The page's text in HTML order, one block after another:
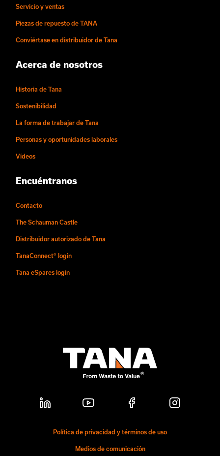
Servicio y ventas
Piezas de repuesto de TANA
Conviértase en distribuidor de Tana
Acerca de nosotros
Historia de Tana
Sostenibilidad
La forma de trabajar de Tana
Personas y oportunidades laborales
Vídeos
Encuéntranos
Contacto
The Schauman Castle
Distribuidor autorizado de Tana
TanaConnect® login
Tana eSpares login
Política de privacidad y términos de uso
Medios de comunicación